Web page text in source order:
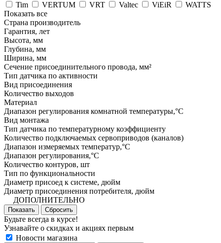
Tim
VERTUM VRT Valtec ViEiR
WATTS
Показать все
Страна производитель
Гарантия, лет
Высота, мм
Глубина, мм
Ширина, мм
Сечение присоединительного провода, мм²
Тип датчика по активности
Вид присоединения
Количество выходов
Материал
Диапазон регулирования комнатной температуры,°С
Вид монтажа
Тип датчика по температурному коэффициенту
Количество подключаемых сервоприводов (каналов)
Диапазон измеряемых температур,°С
Диапазон регулирования,°С
Количество контуров, шт
Тип по функциональности
Диаметр присоед к системе, дюйм
Диаметр присоединения потребителя, дюйм
ДОПОЛНИТЕЛЬНО
Показать Сбросить
Будьте всегда в курсе!
Узнавайте о скидках и акциях первым
Новости магазина